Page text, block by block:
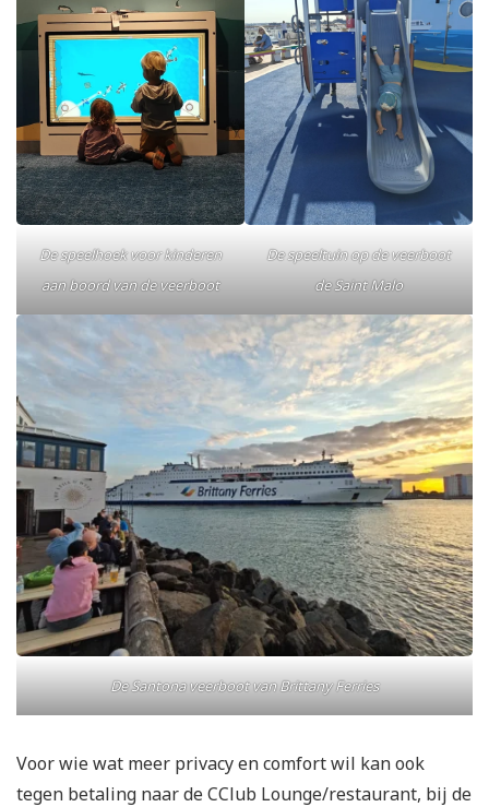
De speelhoek voor kinderen
aan boord van de veerboot
De speeltuin op de veerboot
de Saint Malo
De Santona veerboot van Brittany Ferries
Voor wie wat meer privacy en comfort wil kan ook
tegen betaling naar de CClub Lounge/restaurant, bij de